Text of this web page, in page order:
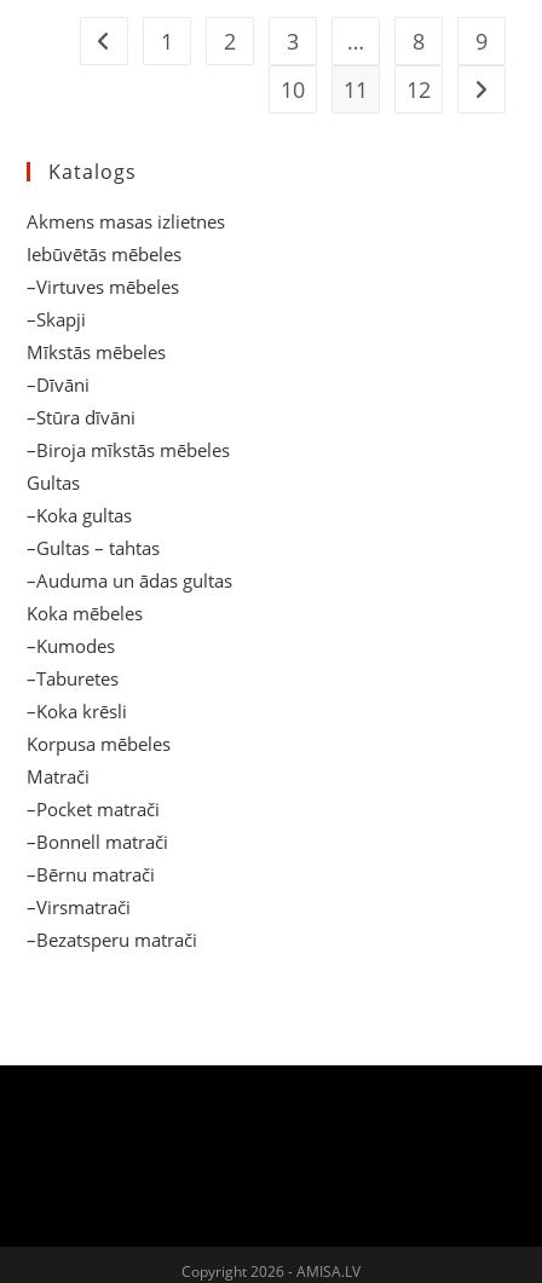
1 2 3 … 8
9
10
11 12
Katalogs
Akmens masas izlietnes
Iebūvētās mēbeles
–Virtuves mēbeles
–Skapji
Mīkstās mēbeles
–Dīvāni
–Stūra dīvāni
–Biroja mīkstās mēbeles
Gultas
–Koka gultas
–Gultas – tahtas
–Auduma un ādas gultas
Koka mēbeles
–Kumodes
–Taburetes
–Koka krēsli
Korpusa mēbeles
Matrači
–Pocket matrači
–Bonnell matrači
–Bērnu matrači
–Virsmatrači
–Bezatsperu matrači
Copyright 2026 - AMISA.LV